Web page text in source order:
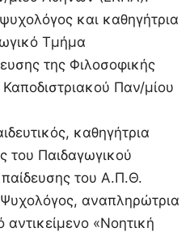
και καθηγήτρια
Τμήμα
της Φιλοσοφικής
Παν/μίου
καθηγήτρια
του Παιδαγωγικού
του Α.Π.Θ.
αναπληρώτρια
«Νοητική